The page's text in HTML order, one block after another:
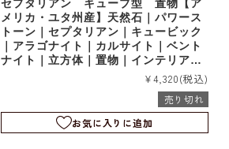
セプタリアン キューブ型 置物【ア
メリカ・ユタ州産】天然石｜パワース
トーン｜セプタリアン｜キュービック
｜アラゴナイト｜カルサイト｜ベント
ナイト｜立方体｜置物｜インテリア｜t
¥4,320(税込)
売り切れ
お気に入りに追加